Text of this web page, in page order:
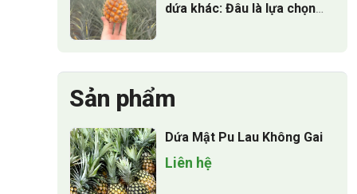
dứa khác: Đâu là lựa chọn
Sản phẩm
Dứa Mật Pu Lau Không Gai
Liên hệ